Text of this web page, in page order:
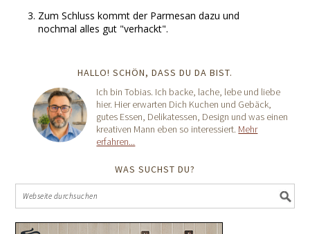
Zum Schluss kommt der Parmesan dazu und
nochmal alles gut "verhackt".
HALLO! SCHÖN, DASS DU DA BIST.
Ich bin Tobias. Ich backe, lache, lebe und liebe
hier. Hier erwarten Dich Kuchen und Gebäck,
gutes Essen, Delikatessen, Design und was einen
kreativen Mann eben so interessiert. Mehr
erfahren...
WAS SUCHST DU?